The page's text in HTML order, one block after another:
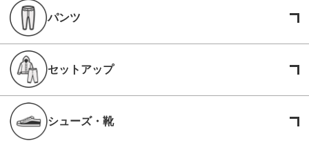
パンツ
セットアップ
シューズ・靴